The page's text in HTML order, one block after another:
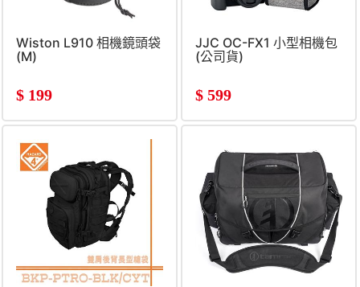
Wiston L910 相機鏡頭袋
(M)
$ 199
JJC OC-FX1 小型相機包
(公司貨)
$ 599